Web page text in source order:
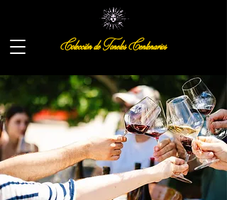
Colección de Toneles Centenarios